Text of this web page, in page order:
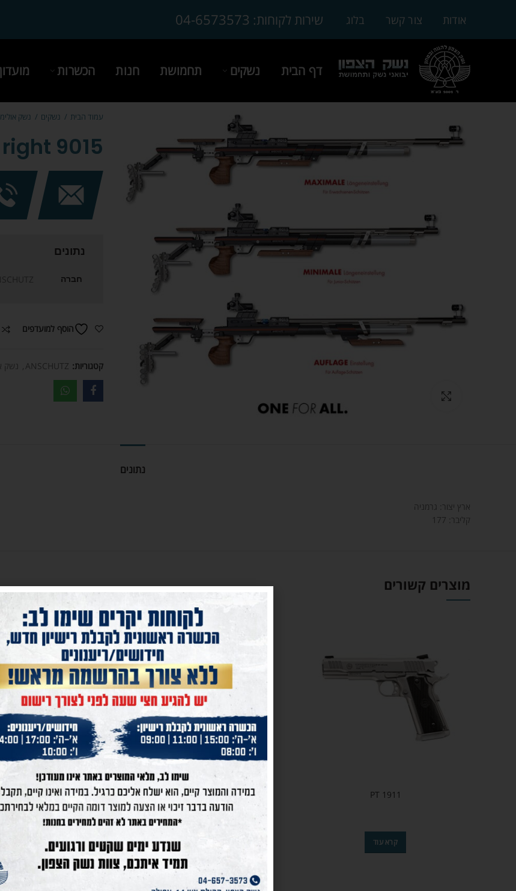
אודות צור קשר בלוג שירות לקוחות: 04-6573573
דף הבית נשקים תחמושת חנות הכשרות
עמוד הבית נשקים נשק
9015 ONE, right
נתונים
חברה
הוסף למועדפים
קטגוריות: ANSCHUTZ נשק
נתונים
ארץ יצור: גרמניה
קליבר: 177
מוצרים קשורים
PT 1911
קרא עוד
PT 1911 9MM
BULL- RT 454